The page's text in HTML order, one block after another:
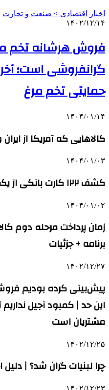
اخبار اقتصادی > صنعت و تجارت
۱۴۰۲/۱۲/۱۴
فروش هرشانه تخم
گرانفروشی است؛
حمایتی تخم مرغ
۱۴۰۴/۰۱/۱۴
کالاهایی که آمریکا از
۱۴۰۴/۰۱/۰۳
کشف ۱۲۲ کارت بانکی از یک نانوایی! + عکس
۱۴۰۴/۰۱/۰۲
زمان پرداخت مرحله دوم
برنامه‌ + جزئیات
۱۴۰۲/۱۲/۲۷
پیش‌بینی کرده بودیم
این حد | کمبود آجیل
مشتریان است
۱۴۰۲/۱۲/۲۵
چرا لبنیات گران شد؟ |
۱۴۰۲/۱۲/۲۳